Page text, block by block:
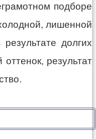
подборе
лишенной
долгих
результат